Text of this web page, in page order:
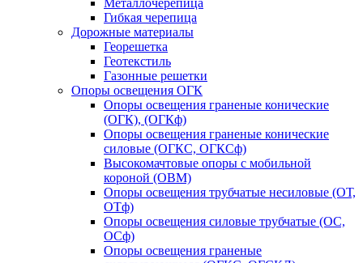
Гибкая черепица
Дорожные материалы
Георешетка
Геотекстиль
Газонные решетки
Опоры освещения ОГК
Опоры освещения граненые конические
(ОГК), (ОГКф)
Опоры освещения граненые конические
силовые (ОГКС, ОГКСф)
Высокомачтовые опоры с мобильной
короной (ОВМ)
Опоры освещения трубчатые несиловые (ОТ,
ОТф)
Опоры освещения силовые трубчатые (ОС,
ОСф)
Опоры освещения граненые